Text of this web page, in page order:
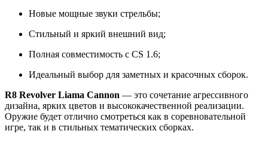
Новые мощные звуки стрельбы;
Стильный и яркий внешний вид;
Полная совместимость с CS 1.6;
Идеальный выбор для заметных и красочных сборок.
R8 Revolver Liama Cannon — это сочетание агрессивного
дизайна, ярких цветов и высококачественной реализации.
Оружие будет отлично смотреться как в соревновательной
игре, так и в стильных тематических сборках.